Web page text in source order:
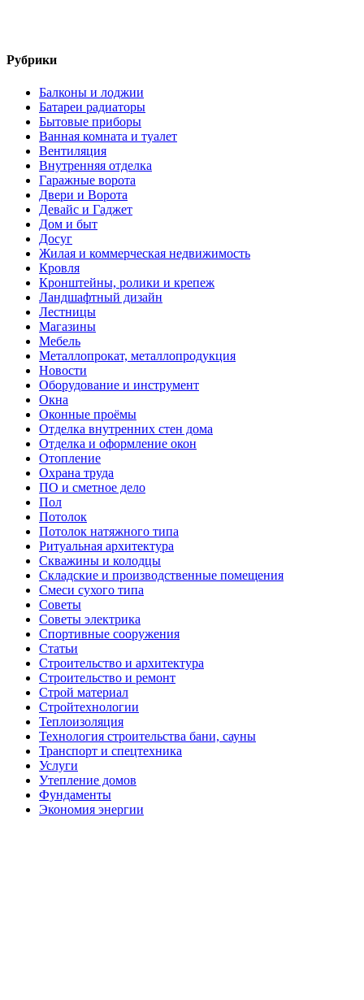
Рубрики
Балконы и лоджии
Батареи радиаторы‎
Бытовые приборы
Ванная комната и туалет
Вентиляция
Внутренняя отделка
Гаражные ворота
Двери и Ворота
Девайс и Гаджет
Дом и быт
Досуг
Жилая и коммерческая недвижимость
Кровля
Кронштейны, ролики и крепеж
Ландшафтный дизайн
Лестницы
Магазины
Мебель
Металлопрокат, металлопродукция
Новости
Оборудование и инструмент
Окна
Оконные проёмы
Отделка внутренних стен дома
Отделка и оформление окон
Отопление
Охрана труда
ПО и сметное дело
Пол
Потолок
Потолок натяжного типа
Ритуальная архитектура
Скважины и колодцы
Складские и производственные помещения
Смеси сухого типа
Советы
Советы электрика
Спортивные сооружения
Статьи
Строительство и архитектура
Строительство и ремонт
Строй материал
Стройтехнологии
Теплоизоляция
Технология строительства бани, сауны
Транспорт и спецтехника
Услуги
Утепление домов
Фундаменты
Экономия энергии